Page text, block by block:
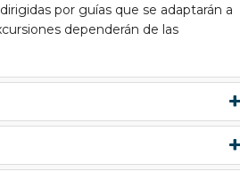
por guías que se adaptarán a
dependerán de las